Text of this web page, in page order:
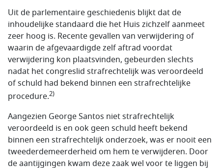
Uit de parlementaire geschiedenis blijkt dat de
inhoudelijke standaard die het Huis zichzelf aanmeet
zeer hoog is. Recente gevallen van verwijdering of
waarin de afgevaardigde zelf aftrad voordat
verwijdering kon plaatsvinden, gebeurden slechts
nadat het congreslid strafrechtelijk was veroordeeld
of schuld had bekend binnen een strafrechtelijke
procedure.2)
Aangezien George Santos niet strafrechtelijk
veroordeeld is en ook geen schuld heeft bekend
binnen een strafrechtelijk onderzoek, was er nooit een
tweederdemeerderheid om hem te verwijderen. Door
de aantijgingen kwam deze zaak wel voor te liggen bij